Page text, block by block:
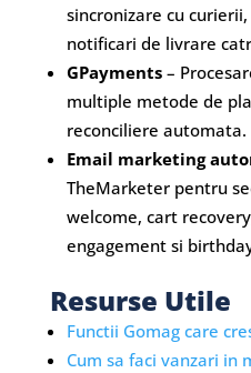
sincronizare cu
notificari de livrare
GPayments–
multiple metode de
reconciliere automata.
Email marketing
TheMarketer pentru
welcome, cart
engagement si
Resurse Utile
Functii Gomag care
Cum sa faci vanzari in